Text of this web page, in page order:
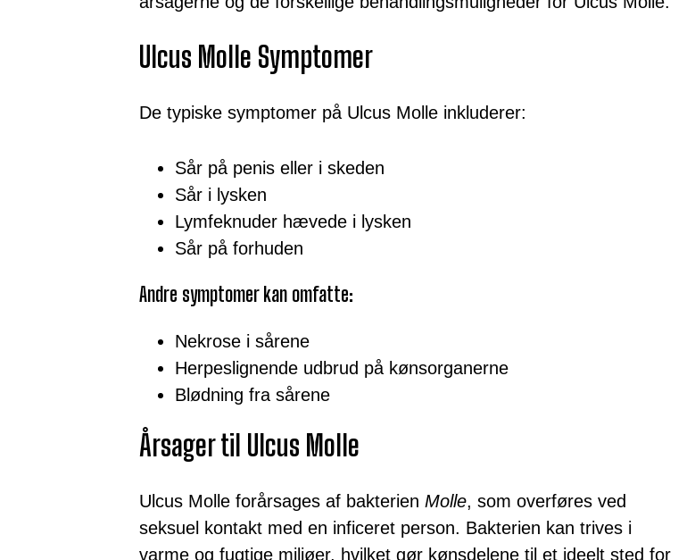
Ulcus Molle Symptomer
De typiske symptomer på Ulcus Molle inkluderer:
Sår på penis eller i skeden
Sår i lysken
Lymfeknuder hævede i lysken
Sår på forhuden
Andre symptomer kan omfatte:
Nekrose i sårene
Herpeslignende udbrud på kønsorganerne
Blødning fra sårene
Årsager til Ulcus Molle
Ulcus Molle forårsages af bakterien Molle, som overføres ved
seksuel kontakt med en inficeret person. Bakterien kan trives i
varme og fugtige miljøer, hvilket gør kønsdelene til et ideelt sted for